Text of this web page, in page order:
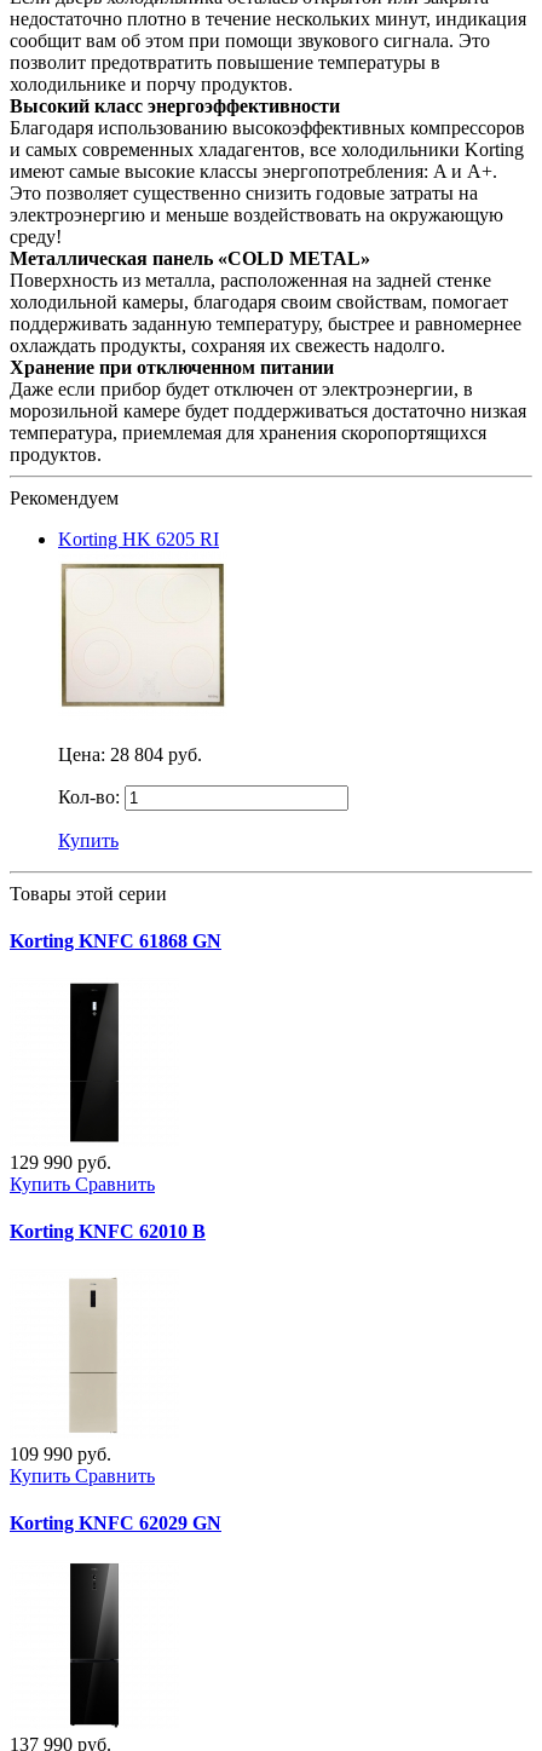
недостаточно плотно в течение нескольких минут, индикация
сообщит вам об этом при помощи звукового сигнала. Это
позволит предотвратить повышение температуры в
холодильнике и порчу продуктов.
Высокий класс энергоэффективности
Благодаря использованию высокоэффективных компрессоров
и самых современных хладагентов, все холодильники Korting
имеют самые высокие классы энергопотребления: A и A+.
Это позволяет существенно снизить годовые затраты на
электроэнергию и меньше воздействовать на окружающую
среду!
Металлическая панель «COLD METAL»
Поверхность из металла, расположенная на задней стенке
холодильной камеры, благодаря своим свойствам, помогает
поддерживать заданную температуру, быстрее и равномернее
охлаждать продукты, сохраняя их свежесть надолго.
Хранение при отключенном питании
Даже если прибор будет отключен от электроэнергии, в
морозильной камере будет поддерживаться достаточно низкая
температура, приемлемая для хранения скоропортящихся
продуктов.
Рекомендуем
Korting HK 6205 RI
Цена: 28 804 руб.
Кол-во:
Купить
Товары этой серии
Korting KNFC 61868 GN
129 990 руб.
Купить Сравнить
Korting KNFC 62010 B
109 990 руб.
Купить Сравнить
Korting KNFC 62029 GN
137 990 руб.